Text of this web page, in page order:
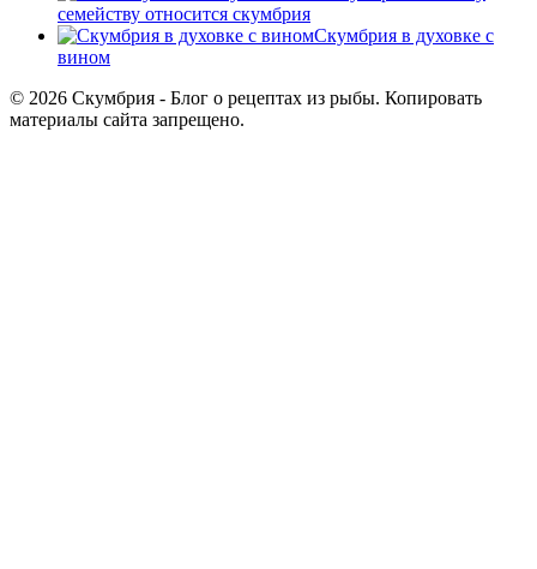
семейству относится скумбрия
Скумбрия в духовке с
вином
© 2026 Скумбрия - Блог о рецептах из рыбы. Копировать
материалы сайта запрещено.